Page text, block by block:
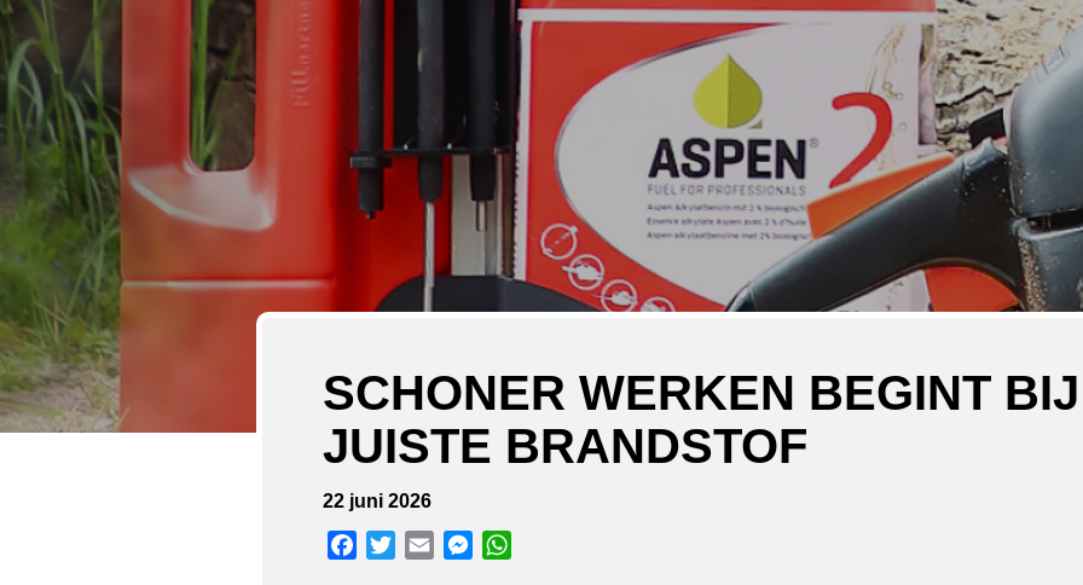
SCHONER WERKEN BEGINT
JUISTE BRANDSTOF
22 juni 2026
Facebook
TwitterEmail Messenger